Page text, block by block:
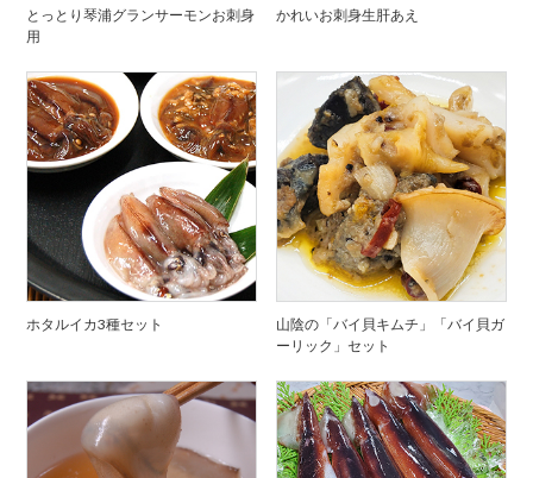
とっとり琴浦グランサーモンお刺身
用
かれいお刺身生肝あえ
ホタルイカ3種セット
山陰の「バイ貝キムチ」「バイ貝ガ
ーリック」セット